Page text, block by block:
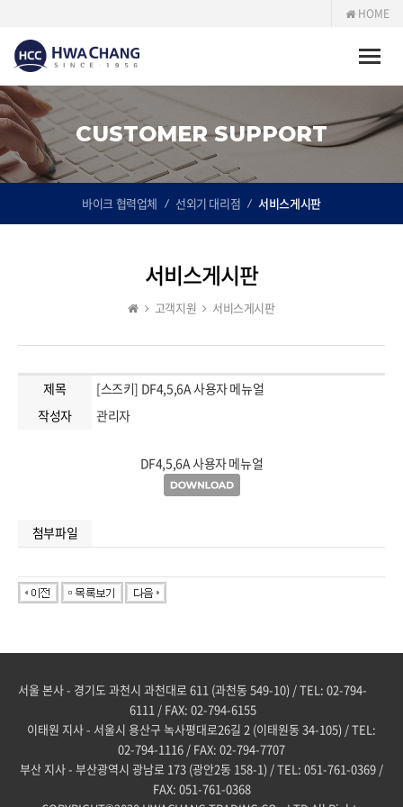
HOME
Toggle
CUSTOMER SUPPORT
바이크 협력업체 선외기 대리점 서비스게시판
서비스게시판
고객지원 서비스게시판
제목
[스즈키] DF4,5,6A 사용자 메뉴얼
작성자
관리자
DF4,5,6A 사용자 메뉴얼
첨부파일
서울 본사 - 경기도 과천시 과천대로 611 (과천동 549-10) / TEL: 02-794-
6111 / FAX: 02-794-6155
이태원 지사 - 서울시 용산구 녹사평대로26길 2 (이태원동 34-105) / TEL:
02-794-1116 / FAX: 02-794-7707
부산 지사 - 부산광역시 광남로 173 (광안2동 158-1) / TEL: 051-761-0369 /
FAX: 051-761-0368